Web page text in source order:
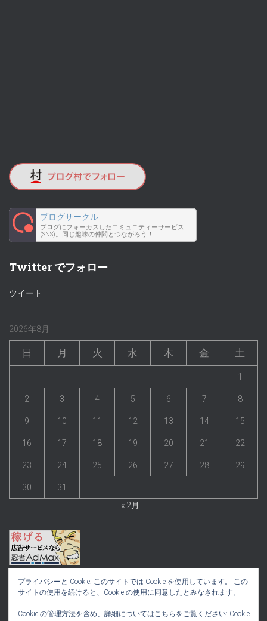
ブログサークル
ブログにフォーカスしたコミュニティーサービス
(SNS)。同じ趣味の仲間とつながろう！
Twitter でフォロー
ツイート
2026年8月
日 月 火 水 木 金 土
1
2 3 4 5 6 7 8
9 10 11 12 13 14 15
16 17 18 19 20 21 22
23 24 25 26 27 28 29
30
31
« 2月
プライバシーポリシー サイト運営について
プライバシーと Cookie: このサイトでは Cookie を使用しています。 この
サイトの使用を続けると、Cookie の使用に同意したとみなされます。
Cookie の管理方法を含め、詳細についてはこちらをご覧ください: Cookie